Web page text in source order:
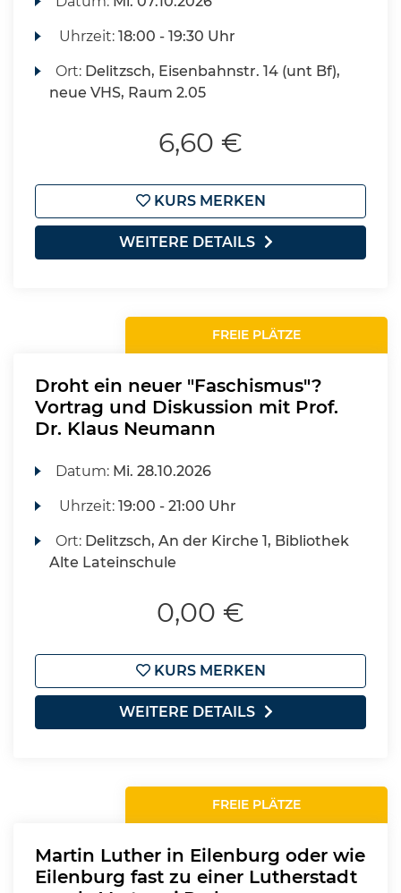
Uhrzeit:18:00 - 19:30 Uhr
Ort: Delitzsch, Eisenbahnstr. 14 (unt Bf),
neue VHS, Raum 2.05
6,60 €
KURS MERKEN
WEITERE DETAILS
FREIE PLÄTZE
Droht ein neuer "Faschismus"?
Vortrag und Diskussion mit Prof.
Dr. Klaus Neumann
Datum: Mi. 28.10.2026
Uhrzeit:19:00 - 21:00 Uhr
Ort: Delitzsch, An der Kirche 1, Bibliothek
Alte Lateinschule
0,00 €
KURS MERKEN
WEITERE DETAILS
FREIE PLÄTZE
Martin Luther in Eilenburg oder wie
Eilenburg fast zu einer Lutherstadt